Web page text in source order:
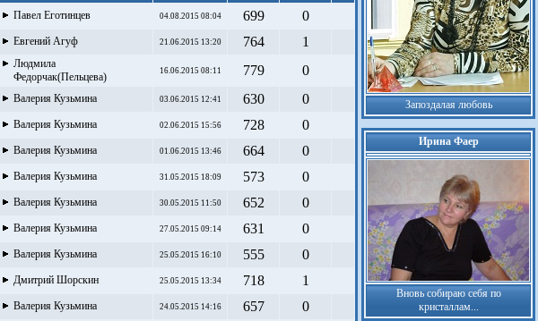
Павел Еготинцев 04.08.2015 08:04 699 0
Евгений Агуф 21.06.2015 13:20 764 1
Людмила
Федорчак(Пельцева)
16.06.2015 08:11 779 0
Валерия Кузьмина 03.06.2015 12:41 630 0
Валерия Кузьмина 02.06.2015 15:56 728 0
Валерия Кузьмина 01.06.2015 13:46 664 0
Валерия Кузьмина 31.05.2015 18:09 573 0
Валерия Кузьмина 30.05.2015 11:50 652 0
Валерия Кузьмина 27.05.2015 09:14 631 0
Валерия Кузьмина 25.05.2015 16:10 555 0
Дмитрий Шорскин 25.05.2015 13:34 718 1
Валерия Кузьмина 24.05.2015 14:16 657 0
Запоздалая любовь
Ирина Фаер
Вновь собираю себя по
кристаллам...